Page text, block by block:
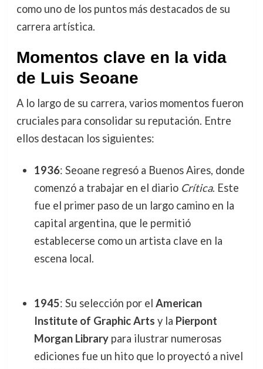
como uno de los puntos más destacados de su
carrera artística.
Momentos clave en la vida
de Luis Seoane
A lo largo de su carrera, varios momentos fueron
cruciales para consolidar su reputación. Entre
ellos destacan los siguientes:
1936: Seoane regresó a Buenos Aires, donde
comenzó a trabajar en el diario Crítica. Este
fue el primer paso de un largo camino en la
capital argentina, que le permitió
establecerse como un artista clave en la
escena local.
1945: Su selección por el American
Institute of Graphic Arts y la Pierpont
Morgan Librarypara ilustrar numerosas
ediciones fue un hito que lo proyectó a nivel